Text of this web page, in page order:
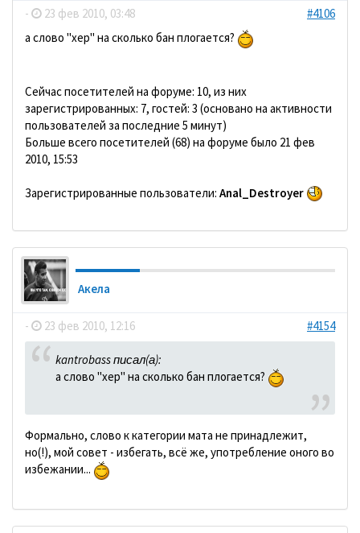
- 23 фев 2010, 03:48
#4106
а слово "хер" на сколько бан плогается?
Сейчас посетителей на форуме: 10, из них
зарегистрированных: 7, гостей: 3 (основано на активности
пользователей за последние 5 минут)
Больше всего посетителей (68) на форуме было 21 фев
2010, 15:53
Зарегистрированные пользователи: Anal_Destroyer
Акела
- 23 фев 2010, 12:16 #4154
kantrobass писал(а):
а слово "хер" на сколько бан плогается?
Формально, слово к категории мата не принадлежит,
но(!), мой совет - избегать, всё же, употребление оного во
избежании...